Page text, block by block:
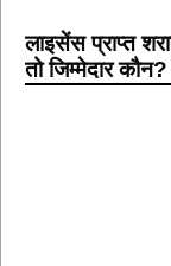
लाइसेंस प्राप्त
तो जिम्मेदार कौन?